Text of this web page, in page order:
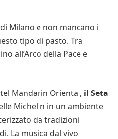
Milano e non mancano i
tipo di pasto. Tra
all’Arco della Pace e
Mandarin Oriental, il Seta
Michelin in un ambiente
da tradizioni
La musica dal vivo